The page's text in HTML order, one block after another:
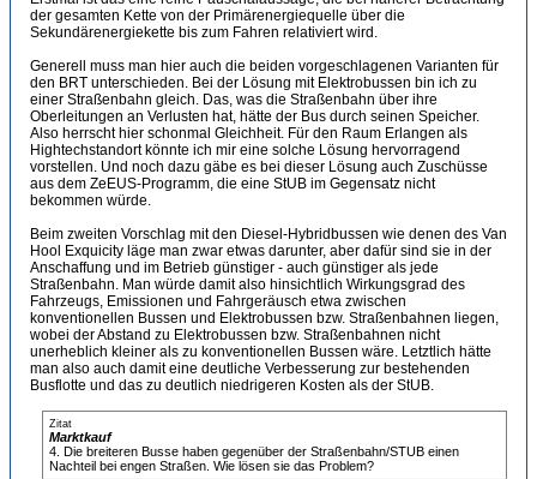
der gesamten Kette von der Primärenergiequelle über die
Sekundärenergiekette bis zum Fahren relativiert wird.
Generell muss man hier auch die beiden vorgeschlagenen Varianten für
den BRT unterschieden. Bei der Lösung mit Elektrobussen bin ich zu
einer Straßenbahn gleich. Das, was die Straßenbahn über ihre
Oberleitungen an Verlusten hat, hätte der Bus durch seinen Speicher.
Also herrscht hier schonmal Gleichheit. Für den Raum Erlangen als
Hightechstandort könnte ich mir eine solche Lösung hervorragend
vorstellen. Und noch dazu gäbe es bei dieser Lösung auch Zuschüsse
aus dem ZeEUS-Programm, die eine StUB im Gegensatz nicht
bekommen würde.
Beim zweiten Vorschlag mit den Diesel-Hybridbussen wie denen des Van
Hool Exquicity läge man zwar etwas darunter, aber dafür sind sie in der
Anschaffung und im Betrieb günstiger - auch günstiger als jede
Straßenbahn. Man würde damit also hinsichtlich Wirkungsgrad des
Fahrzeugs, Emissionen und Fahrgeräusch etwa zwischen
konventionellen Bussen und Elektrobussen bzw. Straßenbahnen liegen,
wobei der Abstand zu Elektrobussen bzw. Straßenbahnen nicht
unerheblich kleiner als zu konventionellen Bussen wäre. Letztlich hätte
man also auch damit eine deutliche Verbesserung zur bestehenden
Busflotte und das zu deutlich niedrigeren Kosten als der StUB.
Zitat
Marktkauf
4. Die breiteren Busse haben gegenüber der Straßenbahn/STUB einen
Nachteil bei engen Straßen. Wie lösen sie das Problem?